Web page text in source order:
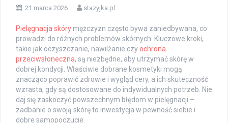
21 marca 2026 stazyjka.pl
Pielęgnacja skóry mężczyzn często bywa zaniedbywana, co
prowadzi do różnych problemów skórnych. Kluczowe kroki,
takie jak oczyszczanie, nawilżanie czyochrona
przeciwsłoneczna, są niezbędne, aby utrzymać skórę w
dobrej kondycji. Właściwie dobrane kosmetyki mogą
znacząco poprawić zdrowie i wygląd cery, a ich skuteczność
wzrasta, gdy są dostosowane do indywidualnych potrzeb. Nie
daj się zaskoczyć powszechnym błędom w pielęgnacji –
zadbanie o swoją skórę to inwestycja w pewność siebie i
dobre samopoczucie.